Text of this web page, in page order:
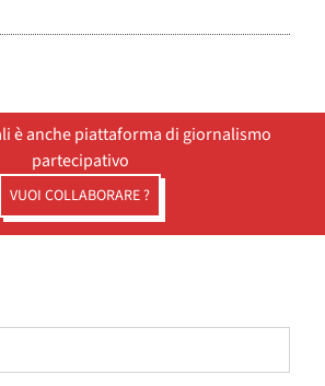
è anche piattaforma di giornalismo
partecipativo
VUOI COLLABORARE ?